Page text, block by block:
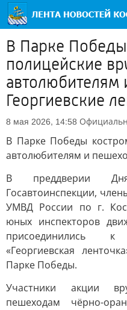
В Парке
полицейские
Георгиевские
8 мая 2026, 14:58
В Парке Победы
автолюбителям и
В преддверии
Госавтоинспекции,
УМВД России по г.
юных инспекторов
присоединились к
«Георгиевская
Парке Победы.
Участники акции
пешеходам чёрно-